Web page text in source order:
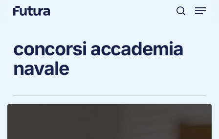
Skip
content
Menu
concorsi accademia
navale